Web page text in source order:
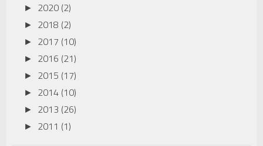
► 2020 (2)
► 2018 (2)
► 2017 (10)
► 2016 (21)
► 2015 (17)
► 2014 (10)
► 2013 (26)
► 2011 (1)